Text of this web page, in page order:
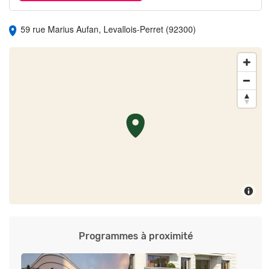
59 rue Marius Aufan, Levallois-Perret (92300)
Programmes à proximité